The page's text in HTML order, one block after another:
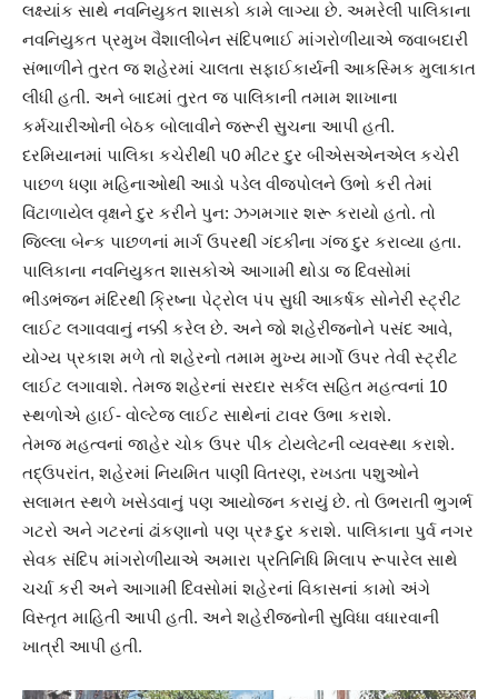
લક્ષ્યાંક સાથે નવનિયુકત શાસકો કામે લાગ્યા છે. અમરેલી પાલિકાના
નવનિયુકત પ્રમુખ વૈશાલીબેન સંદિપભાઈ માંગરોળીયાએ જવાબદારી
સંભાળીને તુરત જ શહેરમાં ચાલતા સફાઈકાર્યની આકસ્મિક મુલાકાત
લીધી હતી. અને બાદમાં તુરત જ પાલિકાની તમામ શાખાના
કર્મચારીઓની બેઠક બોલાવીને જરૂરી સુચના આપી હતી.
દરમિયાનમાં પાલિકા કચેરીથી પ0 મીટર દુર બીએસએનએલ કચેરી
પાછળ ધણા મહિનાઓથી આડો પડેલ વીજપોલને ઉભો કરી તેમાં
વિંટાળાયેલ વૃક્ષને દુર કરીને પુન: ઝગમગાર શરૂ કરાયો હતો. તો
જિલ્લા બેન્ક પાછળનાં માર્ગ ઉપરથી ગંદકીના ગંજ દુર કરાવ્યા હતા.
પાલિકાના નવનિયુકત શાસકોએ આગામી થોડા જ દિવસોમાં
ભીડભંજન મંદિરથી ક્રિષ્ના પેટ્રોલ પંપ સુધી આકર્ષક સોનેરી સ્ટ્રીટ
લાઈટ લગાવવાનું નક્કી કરેલ છે. અને જો શહેરીજનોને પસંદ આવે,
યોગ્ય પ્રકાશ મળે તો શહેરનો તમામ મુખ્ય માર્ગો ઉપર તેવી સ્ટ્રીટ
લાઈટ લગાવાશે. તેમજ શહેરનાં સરદાર સર્કલ સહિત મહત્વનાં 10
સ્થળોએ હાઈ- વોલ્ટેજ લાઈટ સાથેનાં ટાવર ઉભા કરાશે.
તેમજ મહત્વનાં જાહેર ચોક ઉપર પીંક ટોયલેટની વ્યવસ્થા કરાશે.
તદ્ઉપરાંત, શહેરમાં નિયમિત પાણી વિતરણ, રખડતા પશુઓને
સલામત સ્થળે ખસેડવાનું પણ આયોજન કરાયું છે. તો ઉભરાતી ભુગર્ભ
ગટરો અને ગટરનાં ઢાંકણાનો પણ પ્રશ્ન દુર કરાશે. પાલિકાના પુર્વ નગર
સેવક સંદિપ માંગરોળીયાએ અમારા પ્રતિનિધિ મિલાપ રૂપારેલ સાથે
ચર્ચા કરી અને આગામી દિવસોમાં શહેરનાં વિકાસનાં કામો અંગે
વિસ્તૃત માહિતી આપી હતી. અને શહેરીજનોની સુવિધા વધારવાની
ખાત્રી આપી હતી.